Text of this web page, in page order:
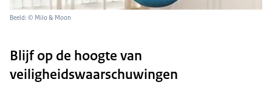
Beeld: © Milo & Moon
Blijf op de hoogte van
veiligheidswaarschuwingen